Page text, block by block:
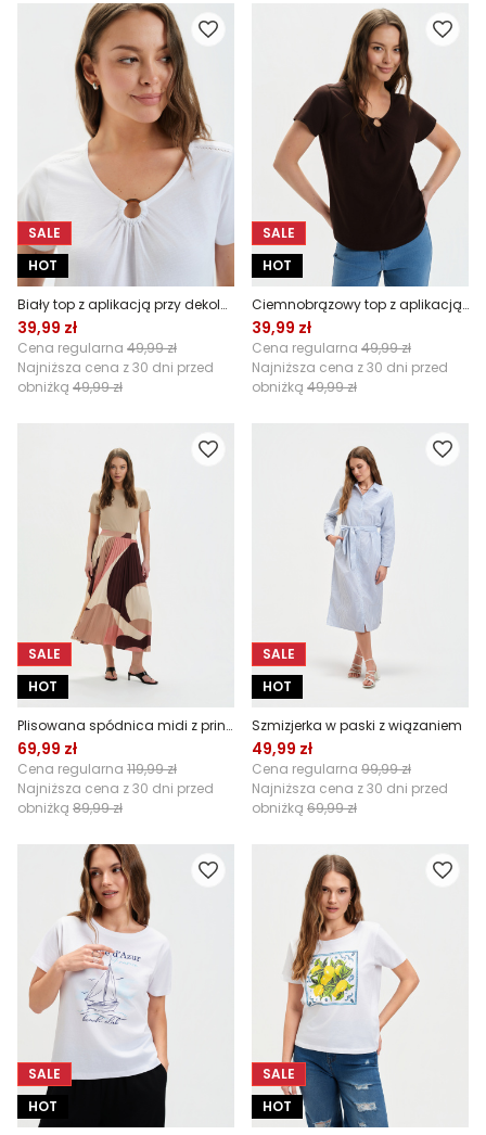
SALE
HOT
Biały top z aplikacją przy dekolcie
39,99 zł
Cena regularna 49,99 zł
Najniższa cena z 30 dni przed
obniżką 49,99 zł
SALE
HOT
Ciemnobrązowy top z aplikacją przy dekolcie
39,99 zł
Cena regularna 49,99 zł
Najniższa cena z 30 dni przed
obniżką 49,99 zł
SALE
HOT
Plisowana spódnica midi z printem
69,99 zł
Cena regularna 119,99 zł
Najniższa cena z 30 dni przed
obniżką 89,99 zł
SALE
HOT
Szmizjerka w paski z wiązaniem
49,99 zł
Cena regularna 99,99 zł
Najniższa cena z 30 dni przed
obniżką 69,99 zł
SALE
HOT
SALE
HOT